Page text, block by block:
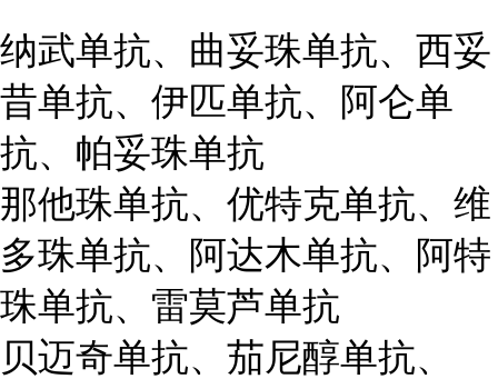
纳武单抗、曲妥珠单抗、西妥
昔单抗、伊匹单抗、阿仑单
抗、帕妥珠单抗
那他珠单抗、优特克单抗、维
多珠单抗、阿达木单抗、阿特
珠单抗、雷莫芦单抗
贝迈奇单抗、茄尼醇单抗、